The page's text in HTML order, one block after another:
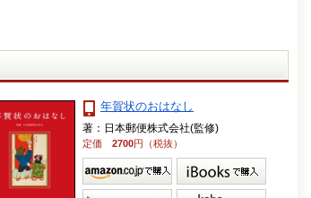
年賀状のおはなし
著：日本郵便株式会社(監修)
定価 2700円（税抜）